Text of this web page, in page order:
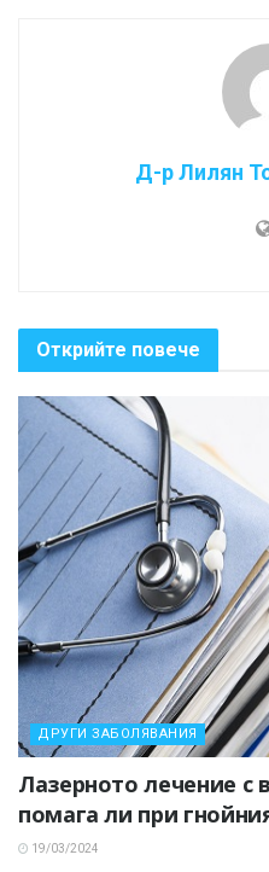
Д-р Лилян
Открийте повече
ДРУГИ ЗАБОЛЯВАНИЯ
Лазерното лечение с
помага ли при
19/03/2024